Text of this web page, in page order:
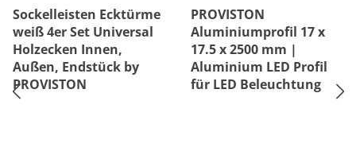
Sockelleisten Ecktürme
weiß 4er Set Universal
Holzecken Innen,
Außen, Endstück by
PROVISTON
PROVISTON
Aluminiumprofil 17 x
17.5 x 2500 mm |
Aluminium LED Profil
für LED Beleuchtung